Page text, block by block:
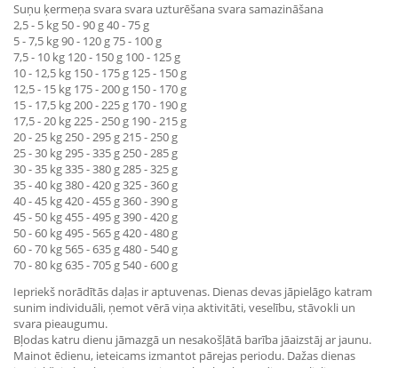
Suņu ķermeņa svara svara uzturēšana svara samazināšana
2,5 - 5 kg 50 - 90 g 40 - 75 g
5 - 7,5 kg 90 - 120 g 75 - 100 g
7,5 - 10 kg 120 - 150 g 100 - 125 g
10 - 12,5 kg 150 - 175 g 125 - 150 g
12,5 - 15 kg 175 - 200 g 150 - 170 g
15 - 17,5 kg 200 - 225 g 170 - 190 g
17,5 - 20 kg 225 - 250 g 190 - 215 g
20 - 25 kg 250 - 295 g 215 - 250 g
25 - 30 kg 295 - 335 g 250 - 285 g
30 - 35 kg 335 - 380 g 285 - 325 g
35 - 40 kg 380 - 420 g 325 - 360 g
40 - 45 kg 420 - 455 g 360 - 390 g
45 - 50 kg 455 - 495 g 390 - 420 g
50 - 60 kg 495 - 565 g 420 - 480 g
60 - 70 kg 565 - 635 g 480 - 540 g
70 - 80 kg 635 - 705 g 540 - 600 g
Iepriekš norādītās daļas ir aptuvenas. Dienas devas jāpielāgo katram
sunim individuāli, ņemot vērā viņa aktivitāti, veselību, stāvokli un
svara pieaugumu.
Bļodas katru dienu jāmazgā un nesakošļātā barība jāaizstāj ar jaunu.
Mainot ēdienu, ieteicams izmantot pārejas periodu. Dažas dienas